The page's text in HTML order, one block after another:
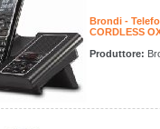
Brondi -
CORDLESS
Produttore: